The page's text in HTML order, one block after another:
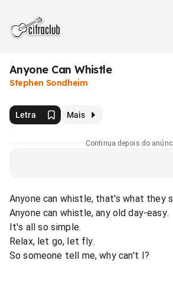
Anyone Can Whistle
Stephen Sondheim
Letra Mais
Continua depois do
Anyone can whistle, that's what they
Anyone can whistle, any old day-easy.
It's all so simple.
Relax, let go, let fly.
So someone tell me, why can't I?